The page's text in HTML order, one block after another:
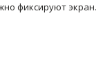
фиксируют экран.